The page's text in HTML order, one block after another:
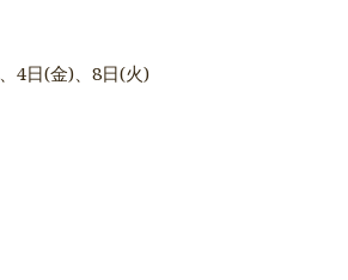
4日(金)、8日(火)